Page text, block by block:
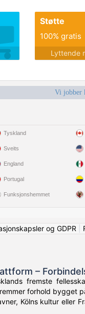
Støtte
100% gratis
Lyttende
Vi jobber
Tyskland
Sveits
England
Portugal
Funksjonshemmet
og GDPR
–
fremste
forhold bygget
Kölns kultur eller